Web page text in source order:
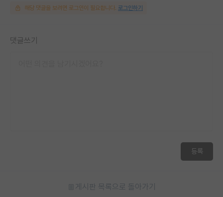
해당 댓글을 보려면 로그인이 필요합니다. 로그인하기
댓글쓰기
등록
게시판 목록으로 돌아가기